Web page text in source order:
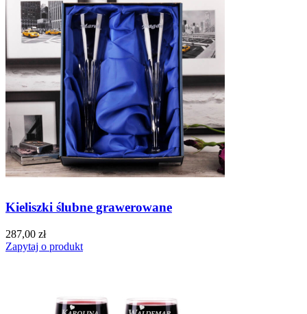
Kieliszki ślubne grawerowane
287,00 zł
Zapytaj o produkt